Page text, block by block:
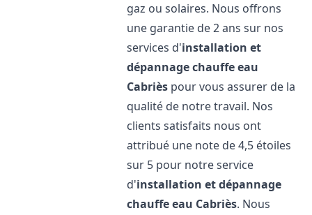
gaz ou solaires. Nous offrons
une garantie de 2 ans sur nos
services d'installation et
dépannage chauffe eau
Cabriès pour vous assurer de la
qualité de notre travail. Nos
clients satisfaits nous ont
attribué une note de 4,5 étoiles
sur 5 pour notre service
d'installation et dépannage
chauffe eau Cabriès. Nous